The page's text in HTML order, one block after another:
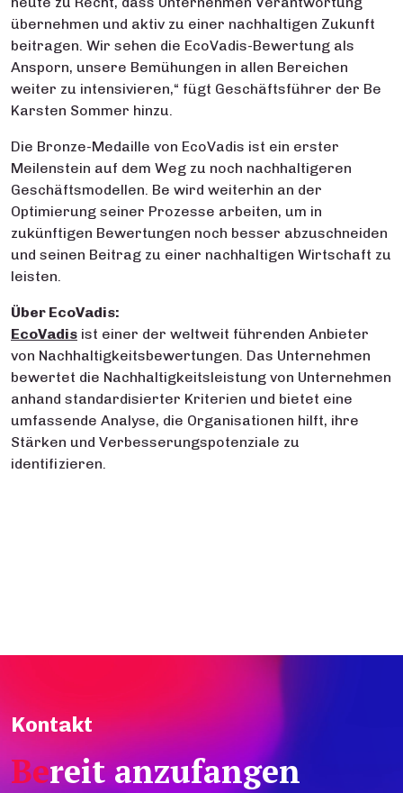
übernehmen und aktiv zu einer nachhaltigen Zukunft
beitragen. Wir sehen die EcoVadis-Bewertung als
Ansporn, unsere Bemühungen in allen Bereichen
weiter zu intensivieren,“ fügt Geschäftsführer der Be
Karsten Sommer hinzu.
Die Bronze-Medaille von EcoVadis ist ein erster
Meilenstein auf dem Weg zu noch nachhaltigeren
Geschäftsmodellen. Be wird weiterhin an der
Optimierung seiner Prozesse arbeiten, um in
zukünftigen Bewertungen noch besser abzuschneiden
und seinen Beitrag zu einer nachhaltigen Wirtschaft zu
leisten.
Über EcoVadis:
EcoVadis ist einer der weltweit führenden Anbieter
von Nachhaltigkeitsbewertungen. Das Unternehmen
bewertet die Nachhaltigkeitsleistung von Unternehmen
anhand standardisierter Kriterien und bietet eine
umfassende Analyse, die Organisationen hilft, ihre
Stärken und Verbesserungspotenziale zu
identifizieren.
Kontakt
Bereit anzufangen